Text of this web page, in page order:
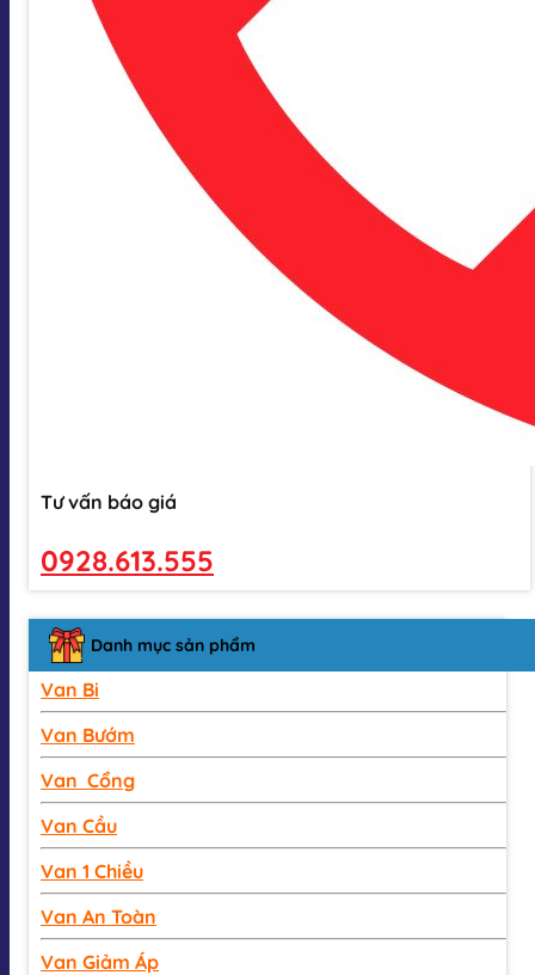
Tư vấn báo giá
0928.613.555
Danh mục sản phẩm
Van Bi
Van Bướm
Van Cổng
Van Cầu
Van 1 Chiều
Van An Toàn
Van Giảm Áp